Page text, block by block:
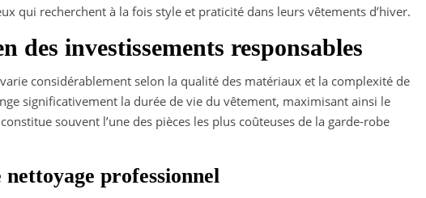
qui recherchent à la fois style et praticité dans leurs vêtements d’hiver.
des investissements responsables
considérablement selon la qualité des matériaux et la complexité de
significativement la durée de vie du vêtement, maximisant ainsi le
souvent l’une des pièces les plus coûteuses de la garde-robe
nettoyage professionnel